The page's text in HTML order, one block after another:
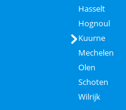
Hasselt
Hognoul
Kuurne
Mechelen
Olen
Schoten
Wilrijk